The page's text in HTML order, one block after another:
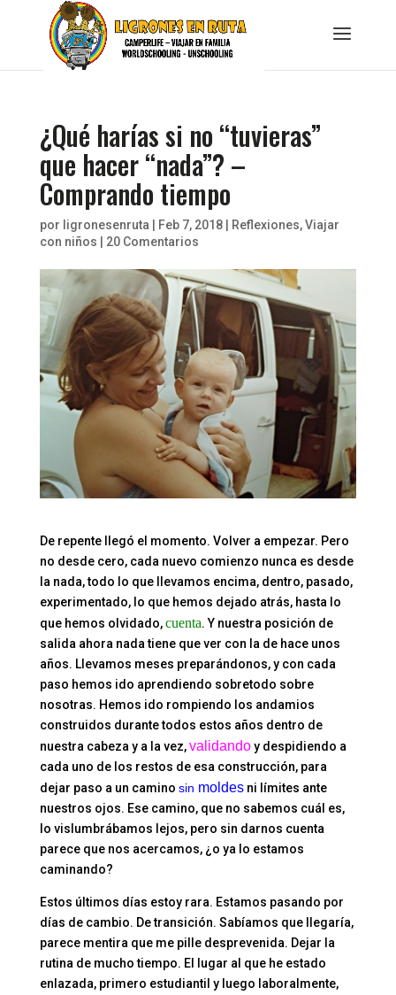
¿Qué harías si no “tuvieras”
que hacer “nada”? –
Comprando tiempo
por ligronesenruta Feb 7, 2018| Reflexiones,Viajar
con niños
20 Comentarios
De repente llegó el momento. Volver a empezar. Pero
no desde cero, cada nuevo comienzo nunca es desde
la nada, todo lo que llevamos encima, dentro, pasado,
experimentado, lo que hemos dejado atrás, hasta lo
que hemos olvidado,cuenta. Y nuestra posición de
salida ahora nada tiene que ver con la de hace unos
años. Llevamos meses preparándonos, y con cada
paso hemos ido aprendiendo sobretodo sobre
nosotras. Hemos ido rompiendo los andamios
construidos durante todos estos años dentro de
nuestra cabeza y a la vez,validandoy despidiendo a
cada uno de los restos de esa construcción, para
dejar paso a un camino sin moldesni límites ante
nuestros ojos. Ese camino, que no sabemos cuál es,
lo vislumbrábamos lejos, pero sin darnos cuenta
parece que nos acercamos, ¿o ya lo estamos
caminando?
Estos últimos días estoy rara. Estamos pasando por
días de cambio. De transición. Sabíamos que llegaría,
parece mentira que me pille desprevenida. Dejar la
rutina de mucho tiempo. El lugar al que he estado
enlazada, primero estudiantil y luego laboralmente,